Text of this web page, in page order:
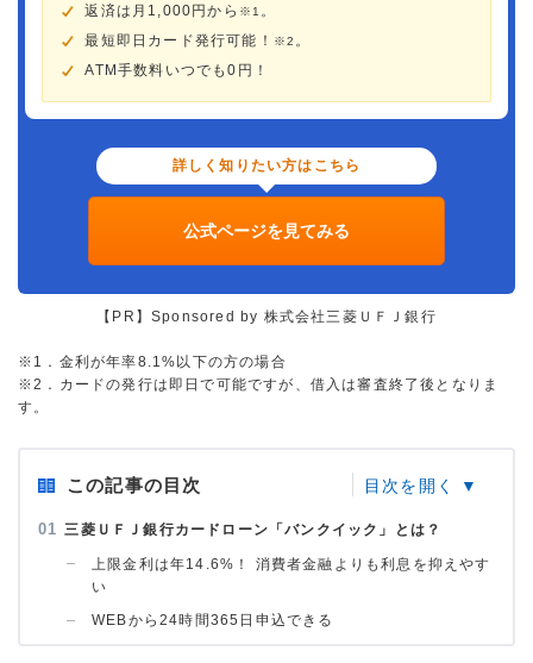
返済は月1,000円から ※1 。
最短即日カード発行可能！
※2 。
ATM手数料いつでも0円！
詳しく知りたい方はこちら
公式ページを見てみる
【PR】Sponsored by 株式会社三菱ＵＦＪ銀行
※1．金利が年率8.1%以下の方の場合
※2．カードの発行は即日で可能ですが、借入は審査終了後となりま
す。
この記事の目次
三菱ＵＦＪ銀行カードローン「バンクイック」とは？
上限金利は年14.6%！ 消費者金融よりも利息を抑えやす
い
WEBから24時間365日申込できる